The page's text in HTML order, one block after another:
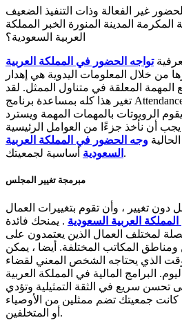
غير الفعالة وذات التنفيذ الضعيف
المدينة المنورة الخبر المملكة
العربية السعودية؟
تواجه الحضور في المملكة العربية
من خلال المعلومات اليدوية هي إهدار
المهمة المعلقة في متناول الممثل. لقد
تغير هذا كله بمساعدة برنامج Attendance Software في المملكة
الروبوتات بالمهمات المهمة ويسترد
أن نأخذ جزءًا من العوامل الرئيسية
وجه الحضور في المملكة العربية
السعودية أساسية لجمعيتك.
دون تغيير ، وأن تقوم بتغييرات العمال
العربية السعودية . يمنحك فائدة
لمختلف العمال الذين يعتمدون على
ومناطق المكاتب المختلفة. أيضا ، يمكن
الذي يحتاجه الشخص المعني لقضاء
البرامج المالية في المملكة العربية
تحسن سريع في الثقة التمثيلية وتؤدي
كانت جمعيتك تضم ممثلين من الأوصياء
أو المتخلفين.